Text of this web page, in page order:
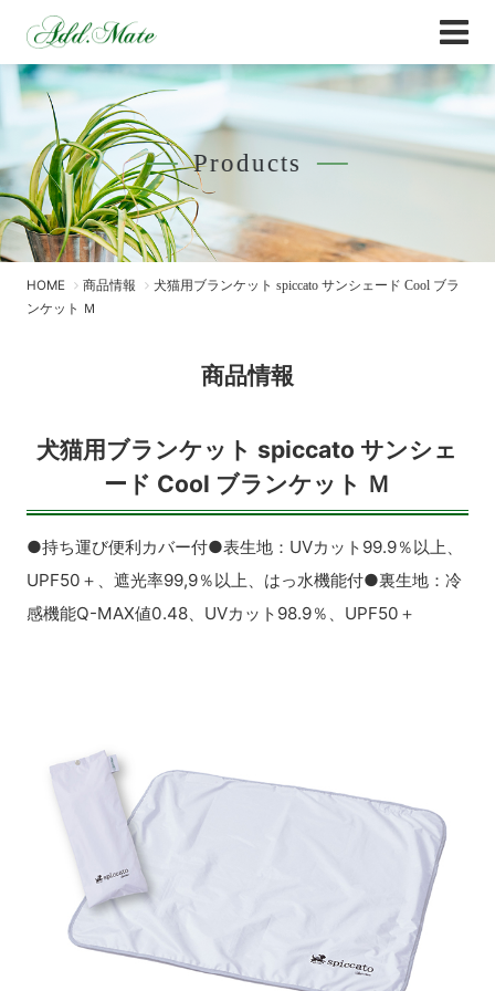
商品情報 - Add.Mate -アド・メイト オフィシ
Products
HOME 商品情報
犬猫用ブランケット spiccato サンシェード Cool ブラ
ンケット Ｍ
商品情報
犬猫用ブランケット spiccato サンシェ
ード Cool ブランケット Ｍ
●持ち運び便利カバー付●表生地：UVカット99.9％以上、
UPF50＋、遮光率99,9％以上、はっ水機能付●裏生地：冷
感機能Q-MAX値0.48、UVカット98.9％、UPF50＋